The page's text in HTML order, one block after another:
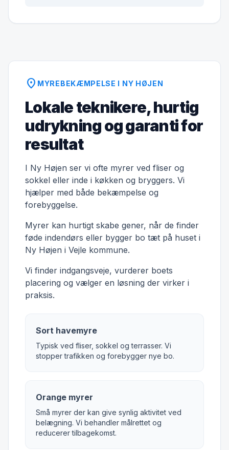
location_on MYREBEKÆMPELSE I NY HØJEN
Lokale teknikere, hurtig
udrykning og garanti for
resultat
I Ny Højen ser vi ofte myrer ved fliser og
sokkel eller inde i køkken og bryggers. Vi
hjælper med både bekæmpelse og
forebyggelse.
Myrer kan hurtigt skabe gener, når de finder
føde indendørs eller bygger bo tæt på huset i
Ny Højen i Vejle kommune.
Vi finder indgangsveje, vurderer boets
placering og vælger en løsning der virker i
praksis.
Sort havemyre
Typisk ved fliser, sokkel og terrasser. Vi
stopper trafikken og forebygger nye bo.
Orange myrer
Små myrer der kan give synlig aktivitet ved
belægning. Vi behandler målrettet og
reducerer tilbagekomst.